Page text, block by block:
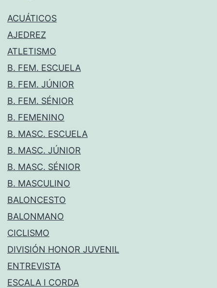
ACUÁTICOS
AJEDREZ
ATLETISMO
B. FEM. ESCUELA
B. FEM. JÚNIOR
B. FEM. SÉNIOR
B. FEMENINO
B. MASC. ESCUELA
B. MASC. JÚNIOR
B. MASC. SÉNIOR
B. MASCULINO
BALONCESTO
BALONMANO
CICLISMO
DIVISIÓN HONOR JUVENIL
ENTREVISTA
ESCALA I CORDA